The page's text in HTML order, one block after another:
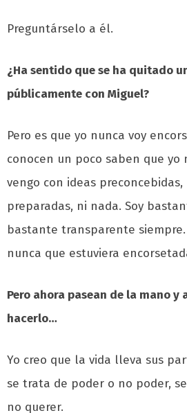
Preguntárselo a él.
¿Ha sentido que se ha quitado
públicamente con Miguel?
Pero es que yo nunca voy
conocen un poco saben que yo
vengo con ideas
preparadas, ni nada. Soy
bastante transparente
nunca que estuviera
Pero ahora pasean de la mano y
hacerlo…
Yo creo que la vida lleva sus
se trata de poder o no poder,
no querer.